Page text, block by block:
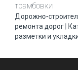
трамбовки
Дорожно-
ремонта дорог |
разметки и